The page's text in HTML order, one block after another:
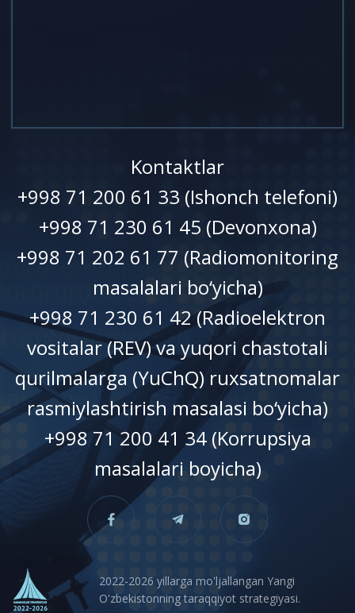
Kontaktlar
+998 71 200 61 33 (Ishonch telefoni)
+998 71 230 61 45 (Devonxonа)
+998 71 202 61 77 (Radiomonitoring
masalalari bo‘yicha)
+998 71 230 61 42 (Radioelektron
vositalar (REV) va yuqori chastotali
qurilmalarga (YuChQ) ruxsatnomalar
rasmiylashtirish masalasi bo‘yicha)
+998 71 200 41 34 (Korrupsiya
masalalari boyicha)
2022-2026 yillarga mo'ljallangan Yangi
O'zbekistonning taraqqiyot strategiyasi.